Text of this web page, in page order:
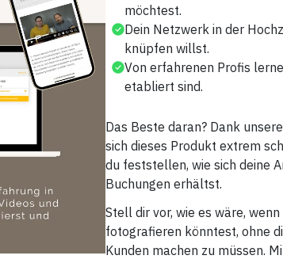
möchtest.
Dein Netzwerk in der
knüpfen willst.
Von erfahrenen Profis
etabliert sind.
Das Beste daran? Dank
sich dieses Produkt extrem
du feststellen, wie sich deine
Buchungen erhältst.
Stell dir vor, wie es wäre,
fotografieren könntest, ohne
Kunden machen zu müssen.